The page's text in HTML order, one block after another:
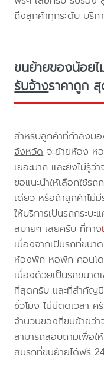
ถึงลูกค้าทุกระดับ บริก
ขนย้ายของน้อยไ
รับจ้างราคาถูก
สำหรับลูกค้าที่กำลังม
จังหวัด จะย้ายห้อง ห
เยอะมาก และยังไม่รู้ว่
ขอแนะนำให้เลือกใช้ร
เดียว หรือถ้าลูกค้าไม่
ให้บริการเป็นรถกระบ
สบายๆ เลยครับ ที่ทาง
เนื่องจากเป็นรถที่ขนา
ห้องพัก หอพัก คอนโด
เนื่องด้วยเป็นรถขนาด
ที่สุดครับ และที่สำคัญ
ชั่วโมง ไม่มีติดเวลา ค
จำนวนของที่ขนย้ายว่
สามารถสอบถามเพื่อใ
สมรถที่ขนย้ายได้ฟรี